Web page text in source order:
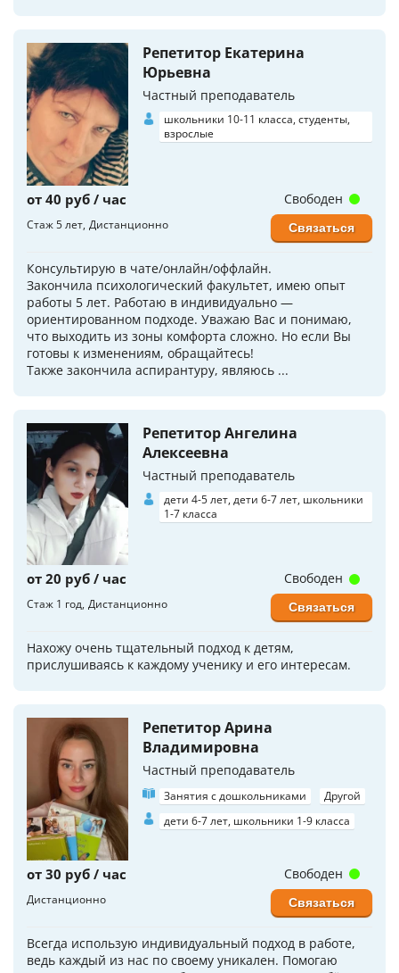
Репетитор Екатерина
Юрьевна
Частный преподаватель
школьники 10-11 класса, студенты,
взрослые
от 40 руб / час
Стаж 5 лет Дистанционно
Консультирую в чате/онлайн/оффлайн.
Закончила психологический факультет, имею опыт
работы 5 лет. Работаю в индивидуально —
ориентированном подходе. Уважаю Вас и понимаю,
что выходить из зоны комфорта сложно. Но если Вы
готовы к изменениям, обращайтесь!
Также закончила аспирантуру, являюсь ...
Свободен
Связаться
Репетитор Ангелина
Алексеевна
Частный преподаватель
дети 4-5 лет, дети 6-7 лет, школьники
1-7 класса
от 20 руб / час
Стаж 1 год Дистанционно
Нахожу очень тщательный подход к детям,
прислушиваясь к каждому ученику и его интересам.
Свободен
Связаться
Репетитор Арина
Владимировна
Частный преподаватель
Занятия с дошкольниками
Другой
дети 6-7 лет, школьники 1-9 класса
от 30 руб / час
Дистанционно
Всегда использую индивидуальный подход в работе,
ведь каждый из нас по своему уникален. Помогаю
Свободен
Связаться